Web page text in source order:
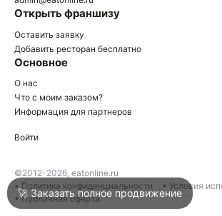
Войти
Написать в техподдержку
Открыть франшизу
Оставить заявку
Добавить ресторан бесплатно
Основное
О нас
Что с моим заказом?
Информация для партнеров
Войти
©2012-2026, eatonline.ru
• Политика конфиденциальности
• Условия
• Публичная оферта
🚀 Заказать полное продвижение